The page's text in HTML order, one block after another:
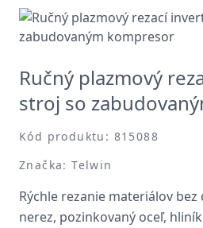
Ručný plazmový
stroj so
Kód produktu: 815088
Značka: Telwin
Rýchle rezanie materiálov
nerez, pozinkovaný oceľ,